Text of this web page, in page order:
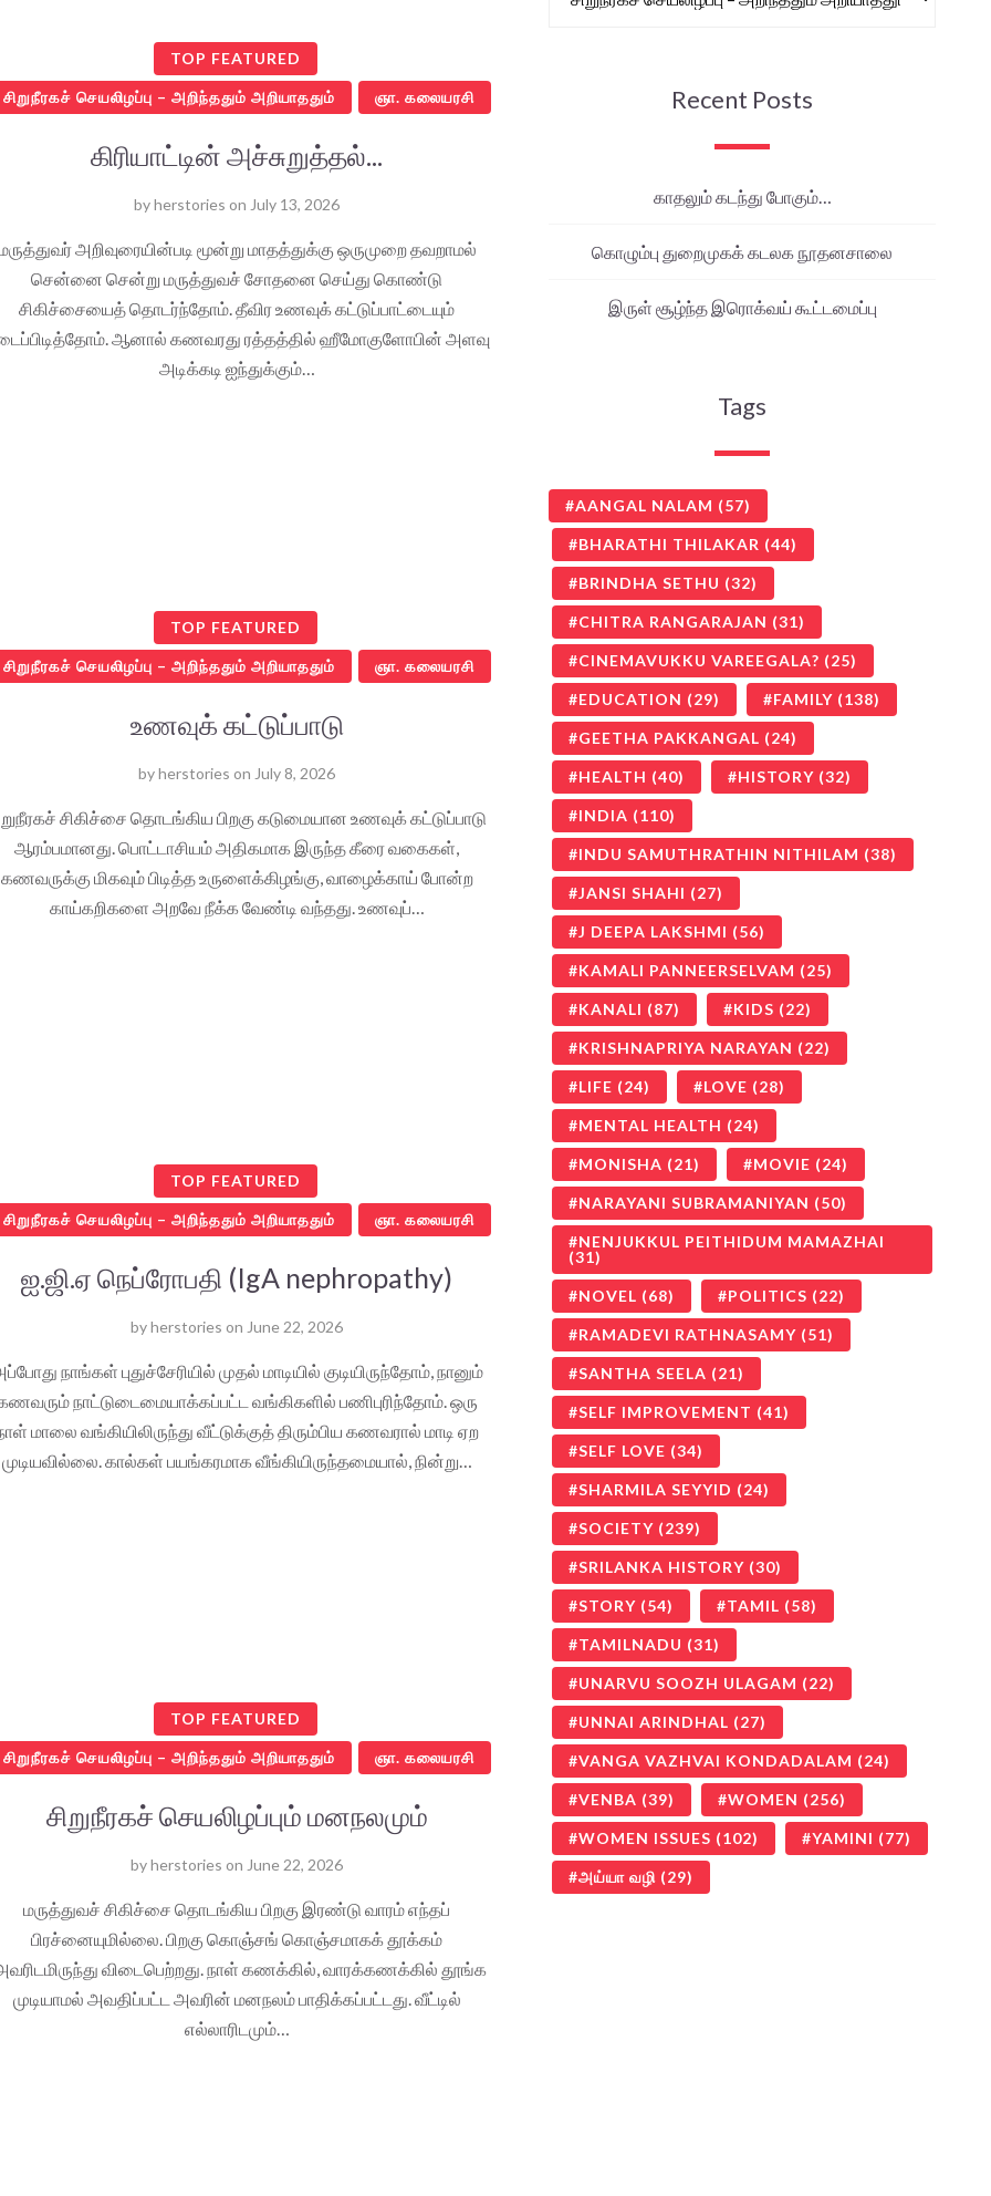
TOP FEATURED
சிறுநீரகச் செயலிழப்பு – அறிந்ததும் அறியாததும் ஞா. கலையரசி
கிரியாட்டின் அச்சுறுத்தல்...
byherstories on July 13, 2026
அறிவுரையின்படி மூன்று மாதத்துக்கு ஒருமுறை தவறாமல்
சென்னை சென்று மருத்துவச் சோதனை செய்து கொண்டு
சிகிச்சையைத் தொடர்ந்தோம். தீவிர உணவுக் கட்டுப்பாட்டையும்
ஆனால் கணவரது ரத்தத்தில் ஹீமோகுளோபின் அளவு
அடிக்கடி ஐந்துக்கும்…
TOP FEATURED
சிறுநீரகச் செயலிழப்பு – அறிந்ததும் அறியாததும் ஞா. கலையரசி
உணவுக் கட்டுப்பாடு
byherstories on July 8, 2026
சிகிச்சை தொடங்கிய பிறகு கடுமையான உணவுக் கட்டுப்பாடு
ஆரம்பமானது. பொட்டாசியம் அதிகமாக இருந்த கீரை வகைகள்,
கணவருக்கு மிகவும் பிடித்த உருளைக்கிழங்கு, வாழைக்காய் போன்ற
காய்கறிகளை அறவே நீக்க வேண்டி வந்தது. உணவுப்…
TOP FEATURED
சிறுநீரகச் செயலிழப்பு – அறிந்ததும் அறியாததும் ஞா. கலையரசி
ஐ.ஜி.ஏ நெப்ரோபதி (IgA nephropathy)
byherstories on June 22, 2026
நாங்கள் புதுச்சேரியில் முதல் மாடியில் குடியிருந்தோம், நானும்
நாட்டுடைமையாக்கப்பட்ட வங்கிகளில் பணிபுரிந்தோம். ஒரு
மாலை வங்கியிலிருந்து வீட்டுக்குத் திரும்பிய கணவரால் மாடி ஏற
முடியவில்லை. கால்கள் பயங்கரமாக வீங்கியிருந்தமையால், நின்று…
TOP FEATURED
சிறுநீரகச் செயலிழப்பு – அறிந்ததும் அறியாததும் ஞா. கலையரசி
சிறுநீரகச் செயலிழப்பும் மனநலமும்
byherstories on June 22, 2026
மருத்துவச் சிகிச்சை தொடங்கிய பிறகு இரண்டு வாரம் எந்தப்
பிரச்னையுமில்லை. பிறகு கொஞ்சங் கொஞ்சமாகக் தூக்கம்
விடைபெற்றது. நாள் கணக்கில், வாரக்கணக்கில் தூங்க
முடியாமல் அவதிப்பட்ட அவரின் மனநலம் பாதிக்கப்பட்டது. வீட்டில்
எல்லாரிடமும்…
Recent Posts
காதலும் கடந்து போகும்…
கொழும்பு துறைமுகக் கடலக நூதனசாலை
இருள் சூழ்ந்த இரொக்வய் கூட்டமைப்பு
Tags
AANGAL NALAM (57)
BHARATHI THILAKAR (44)
BRINDHA SETHU (32)
CHITRA RANGARAJAN (31)
CINEMAVUKKU VAREEGALA? (25)
EDUCATION (29) FAMILY (138)
GEETHA PAKKANGAL (24)
HEALTH (40) HISTORY (32)
INDIA (110)
INDU SAMUTHRATHIN NITHILAM (38)
JANSI SHAHI (27)
J DEEPA LAKSHMI (56)
KAMALI PANNEERSELVAM (25)
KANALI (87) KIDS (22)
KRISHNAPRIYA NARAYAN (22)
LIFE (24) LOVE (28)
MENTAL HEALTH (24)
MONISHA (21) MOVIE (24)
NARAYANI SUBRAMANIYAN (50)
NENJUKKUL PEITHIDUM MAMAZHAI
(31)
NOVEL (68) POLITICS (22)
RAMADEVI RATHNASAMY (51)
SANTHA SEELA (21)
SELF IMPROVEMENT (41)
SELF LOVE (34)
SHARMILA SEYYID (24)
SOCIETY (239)
SRILANKA HISTORY (30)
STORY (54) TAMIL (58)
TAMILNADU (31)
UNARVU SOOZH ULAGAM (22)
UNNAI ARINDHAL (27)
VANGA VAZHVAI KONDADALAM (24)
VENBA (39) WOMEN (256)
WOMEN ISSUES (102) YAMINI (77)
அய்யா வழி (29)